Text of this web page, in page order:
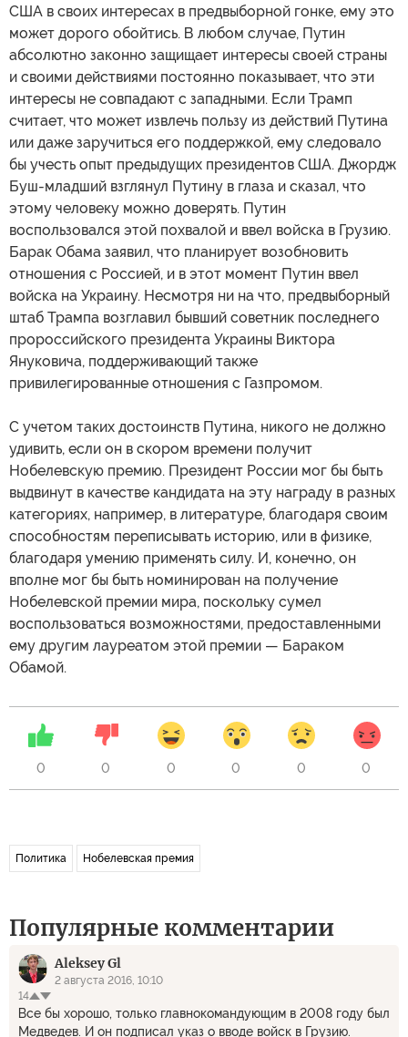
США в своих интересах в предвыборной гонке, ему это
может дорого обойтись. В любом случае, Путин
абсолютно законно защищает интересы своей страны
и своими действиями постоянно показывает, что эти
интересы не совпадают с западными. Если Трамп
считает, что может извлечь пользу из действий Путина
или даже заручиться его поддержкой, ему следовало
бы учесть опыт предыдущих президентов США. Джордж
Буш-младший взглянул Путину в глаза и сказал, что
этому человеку можно доверять. Путин
воспользовался этой похвалой и ввел войска в Грузию.
Барак Обама заявил, что планирует возобновить
отношения с Россией, и в этот момент Путин ввел
войска на Украину. Несмотря ни на что, предвыборный
штаб Трампа возглавил бывший советник последнего
пророссийского президента Украины Виктора
Януковича, поддерживающий также
привилегированные отношения с Газпромом.
С учетом таких достоинств Путина, никого не должно
удивить, если он в скором времени получит
Нобелевскую премию. Президент России мог бы быть
выдвинут в качестве кандидата на эту награду в разных
категориях, например, в литературе, благодаря своим
способностям переписывать историю, или в физике,
благодаря умению применять силу. И, конечно, он
вполне мог бы быть номинирован на получение
Нобелевской премии мира, поскольку сумел
воспользоваться возможностями, предоставленными
ему другим лауреатом этой премии — Бараком
Обамой.
0 0 0 0 0 0
Политика Нобелевская премия
Популярные комментарии
Aleksey Gl
2 августа 2016, 10:10
14
Все бы хорошо, только главнокомандующим в 2008 году был
Медведев. И он подписал указ о вводе войск в Грузию.